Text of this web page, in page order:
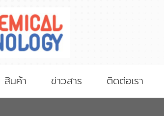
สินค้า ข่าวสาร ติดต่อเรา